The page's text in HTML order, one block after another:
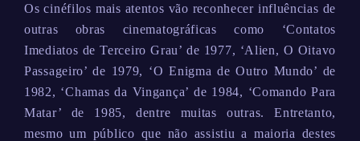
Os cinéfilos mais atentos vão reconhecer influências de
outras obras cinematográficas como ‘Contatos
Imediatos de Terceiro Grau’ de 1977, ‘Alien, O Oitavo
Passageiro’ de 1979, ‘O Enigma de Outro Mundo’ de
1982, ‘Chamas da Vingança’ de 1984, ‘Comando Para
Matar’ de 1985, dentre muitas outras. Entretanto,
mesmo um público que não assistiu a maioria destes